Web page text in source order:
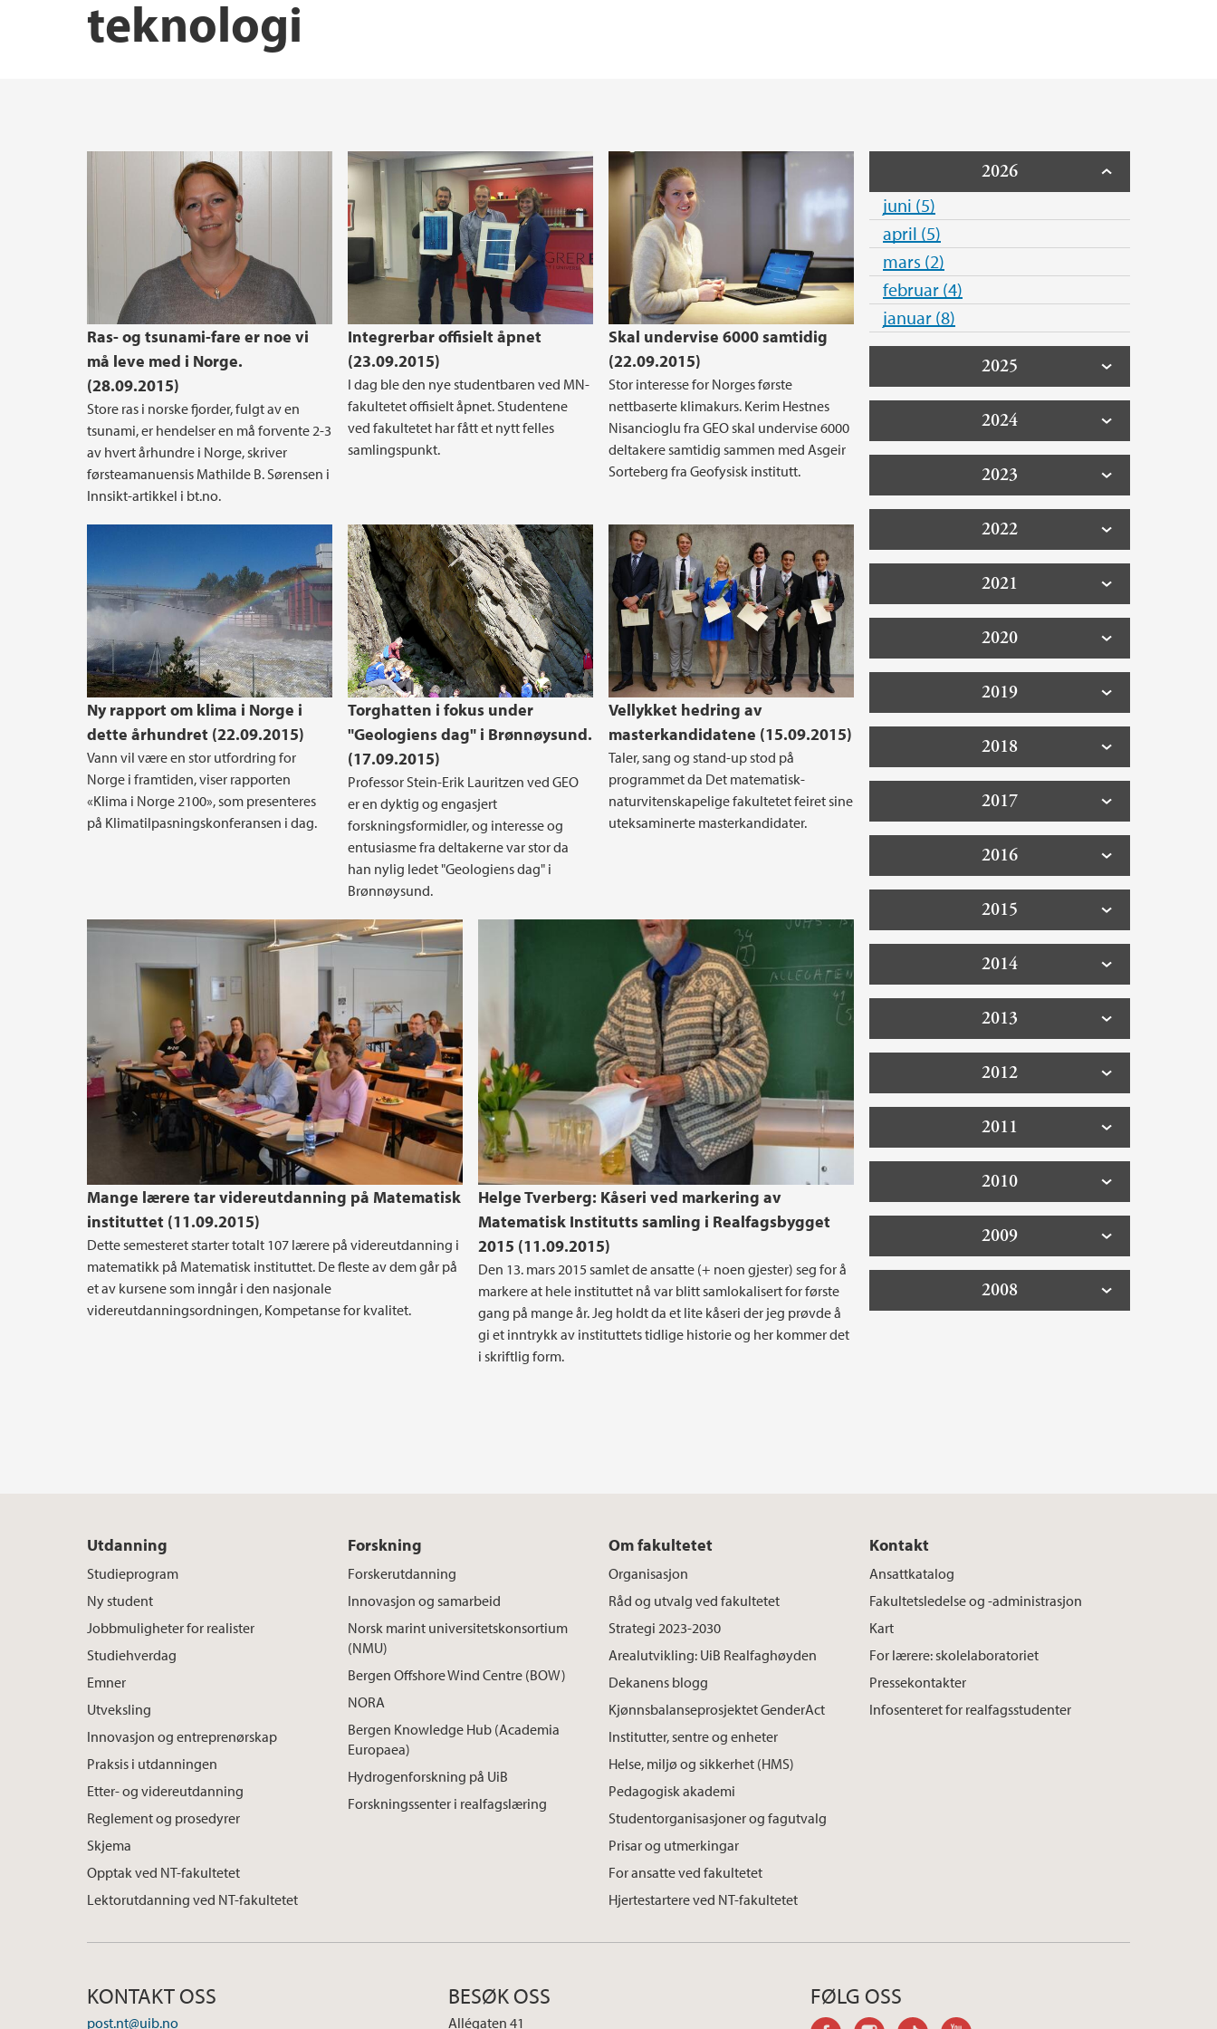
Innovasjon og entreprenørskap
Skjema Opptak ved NT-fakultetet
Lektorutdanning ved NT-fakultetet
Hydrogenforskning på UiB
Institutter, sentre og enheter
Prisar og utmerkingar For ansatte ved fakultetet
Hjertestartere ved NT-fakultetet
teknologi
Ras- og tsunami-fare er noe vi
må leve med i Norge.
(28.09.2015)
Store ras i norske fjorder, fulgt av en
tsunami, er hendelser en må forvente 2-3
av hvert århundre i Norge, skriver
førsteamanuensis Mathilde B. Sørensen i
Innsikt-artikkel i bt.no.
Integrerbar offisielt åpnet
(23.09.2015)
I dag ble den nye studentbaren ved MN-
fakultetet offisielt åpnet. Studentene
ved fakultetet har fått et nytt felles
samlingspunkt.
Skal undervise 6000 samtidig
(22.09.2015)
Stor interesse for Norges første
nettbaserte klimakurs. Kerim Hestnes
Nisancioglu fra GEO skal undervise 6000
deltakere samtidig sammen med Asgeir
Sorteberg fra Geofysisk institutt.
Ny rapport om klima i Norge i
dette århundret (22.09.2015)
Vann vil være en stor utfordring for
Norge i framtiden, viser rapporten
«Klima i Norge 2100», som presenteres
på Klimatilpasningskonferansen i dag.
Torghatten i fokus under
"Geologiens dag" i Brønnøysund.
(17.09.2015)
Professor Stein-Erik Lauritzen ved GEO
er en dyktig og engasjert
forskningsformidler, og interesse og
entusiasme fra deltakerne var stor da
han nylig ledet "Geologiens dag" i
Brønnøysund.
Vellykket hedring av
masterkandidatene (15.09.2015)
Taler, sang og stand-up stod på
programmet da Det matematisk-
naturvitenskapelige fakultetet feiret sine
uteksaminerte masterkandidater.
Mange lærere tar videreutdanning på Matematisk
instituttet (11.09.2015)
Dette semesteret starter totalt 107 lærere på videreutdanning i
matematikk på Matematisk instituttet. De fleste av dem går på
et av kursene som inngår i den nasjonale
videreutdanningsordningen, Kompetanse for kvalitet.
Helge Tverberg: Kåseri ved markering av
Matematisk Institutts samling i Realfagsbygget
2015 (11.09.2015)
Den 13. mars 2015 samlet de ansatte (+ noen gjester) seg for å
markere at hele instituttet nå var blitt samlokalisert for første
gang på mange år. Jeg holdt da et lite kåseri der jeg prøvde å
gi et inntrykk av instituttets tidlige historie og her kommer det
i skriftlig form.
2026
juni (5)
april (5)
mars (2)
februar (4)
januar (8)
2025
2024
2023
2022
2021
2020
2019
2018
2017
2016
2015
2014
2013
2012
2011
2010
2009
2008
Utdanning
Studieprogram
Ny student
Jobbmuligheter for realister
Studiehverdag
Emner
Utveksling
Innovasjon og entreprenørskap
Praksis i utdanningen
Etter- og videreutdanning
Reglement og prosedyrer
Skjema
Opptak ved NT-fakultetet
Lektorutdanning ved NT-fakultetet
Forskning
Forskerutdanning
Innovasjon og samarbeid
Norsk marint universitetskonsortium
(NMU)
Bergen Offshore Wind Centre (BOW)
NORA
Bergen Knowledge Hub (Academia
Europaea)
Hydrogenforskning på UiB
Forskningssenter i realfagslæring
Om fakultetet
Organisasjon
Råd og utvalg ved fakultetet
Strategi 2023-2030
Arealutvikling: UiB Realfaghøyden
Dekanens blogg
Kjønnsbalanseprosjektet GenderAct
Institutter, sentre og enheter
Helse, miljø og sikkerhet (HMS)
Pedagogisk akademi
Studentorganisasjoner og fagutvalg
Prisar og utmerkingar
For ansatte ved fakultetet
Hjertestartere ved NT-fakultetet
Kontakt
Ansattkatalog
Fakultetsledelse og -administrasjon
Kart
For lærere: skolelaboratoriet
Pressekontakter
Infosenteret for realfagsstudenter
KONTAKT OSS
post.nt@uib.no
BESØK OSS
Allégaten 41
FØLG OSS